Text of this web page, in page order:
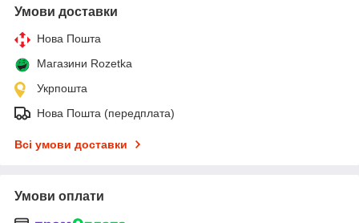
Умови доставки
Нова Пошта
Магазини Rozetka
Укрпошта
Нова Пошта (передплата)
Всі умови доставки
Умови оплати